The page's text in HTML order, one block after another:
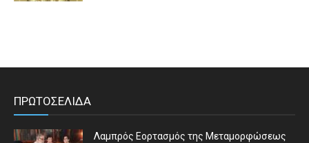
ΠΡΩΤΟΣΕΛΙΔΑ
Λαμπρός Εορτασμός της Μεταμορφώσεως